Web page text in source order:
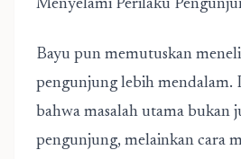
Menyelami Perilaku
Bayu pun memutuskan
pengunjung lebih mendalam.
bahwa masalah utama bukan
pengunjung, melainkan cara